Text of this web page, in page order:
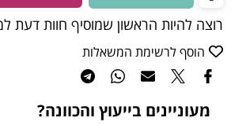
רוצה להיות הראשון שמוסיף חוות דעת
הוסף לרשימת המשאלות
מעוניינים בייעוץ והכוונה?